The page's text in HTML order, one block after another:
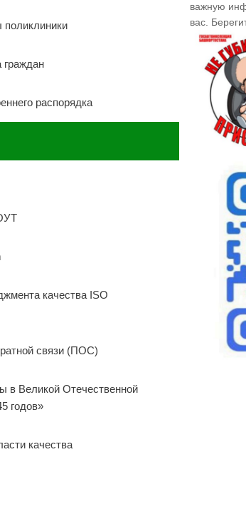
поликлиники
граждан
распорядка
качества ISO
связи (ПОС)
в Великой Отечественной
годов»
качества
важную
вас.